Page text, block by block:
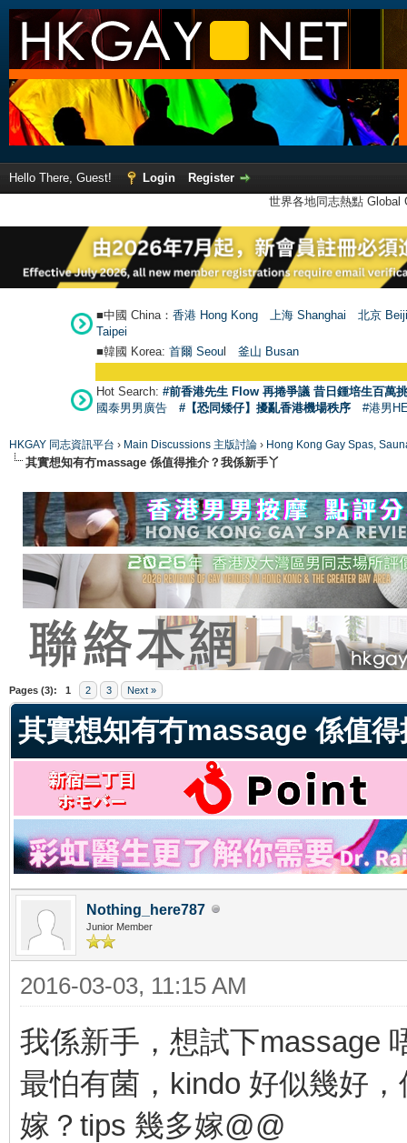
Hello There, Guest! Login
Register
世界各地同志熱點
■中國 China： 香港 Hong Kong 上海 Shanghai
北京
Taipei
■韓國 Korea: 首爾 Seoul 釜山 Busan
Hot Search: #前香港先生 Flow 再捲爭議 昔日鍾培生百萬
國泰男男廣告
#【恐同矮仔】擾亂香港機場秩序 #港男
HKGAY 同志資訊平台 › Main Discussions 主版討論 › Hong Kong Gay Spas,
其實想知有冇massage 係值得推介？我係新手丫
Pages (3): 1 2 3 Next »
其實想知有冇massage 係值
Nothing_here787
Junior Member
2016-03-03, 11:15 AM
我係新手，想試下massage
最怕有菌，kindo 好似幾好
嫁？tips 幾多嫁@@